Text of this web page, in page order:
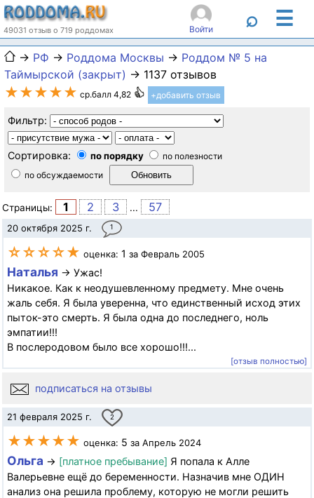
49031 отзыв о 719 роддомах Войти ⌕ ☰
→ РФ → Роддома Москвы → Роддом № 5 на
Таймырской (закрыт) → 1137 отзывов
★★★★★ ср.балл 4,82 +добавить отзыв
Фильтр:
Сортировка: по порядку
по полезности
по обсуждаемости
Страницы: 1 2 3 ... 57
20 октября 2025 г. 1
☆☆☆☆★ оценка: 1 за Февраль 2005
Наталья → Ужас!
Никакое. Как к неодушевленному предмету. Мне очень
жаль себя. Я была уверенна, что единственный исход этих
пыток-это смерть. Я была одна до последнего, ноль
эмпатии!!!
В послеродовом было все хорошо!!!...
[отзыв полностью]
подписаться на отзывы
21 февраля 2025 г. 2
★★★★★ оценка: 5 за Апрель 2024
Ольга → [платное пребывание] Я попала к Алле
Валерьевне ещё до беременности. Назначив мне ОДИН
анализ она решила проблему, которую не могли решить